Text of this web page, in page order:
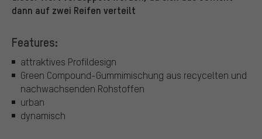
dann auf zwei Reifen verteilt
Features:
attraktives Profildesign
Green Compound-Gummimischung aus recycelten und
nachwachsenden Rohstoffen
urban
dynamisch